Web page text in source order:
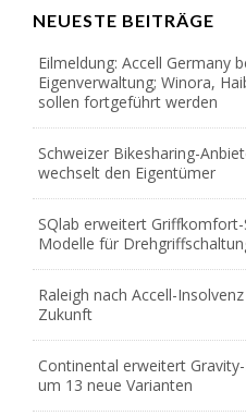
NEUESTE BEITRÄGE
Eilmeldung: Accell Germany
Eigenverwaltung; Winora,
sollen fortgeführt werden
Schweizer Bikesharing-
wechselt den Eigentümer
SQlab erweitert
Modelle für
Raleigh nach Accell-
Zukunft
Continental erweitert
um 13 neue Varianten